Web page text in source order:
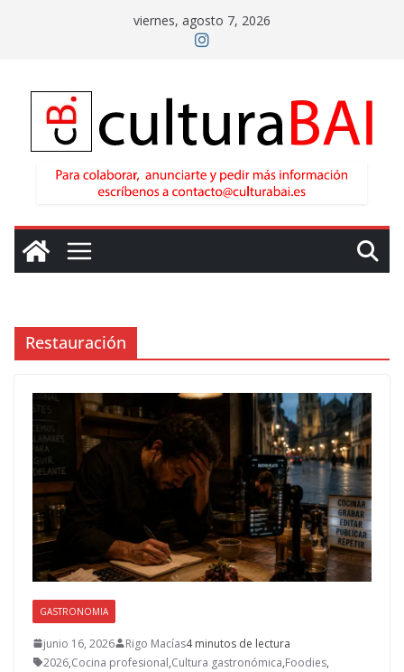
viernes, agosto 7, 2026
Restauración
GASTRONOMIA
junio 16, 2026 Rigo Macías4 minutos de lectura
2026,Cocina profesional,Cultura gastronómica,Foodies,